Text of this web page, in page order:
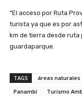
“El acceso por Ruta
turista ya que es por
km de tierra desde ruta
guardaparque.
TAGS áreas naturales
Panambí
Turismo